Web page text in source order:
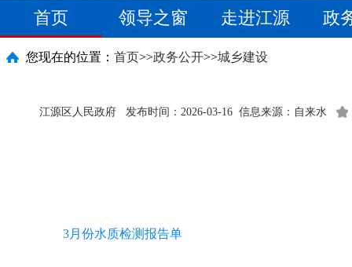
首页 领导之窗 走进江源 政
您现在的位置： 首页>>政务公开>>城乡建设
江源区人民政府 发布时间：2026-03-16 信息来源：自来水
3月份水质检测报告单